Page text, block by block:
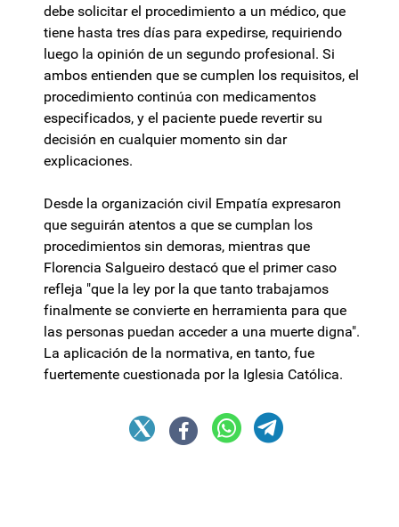
debe solicitar el procedimiento a un médico, que
tiene hasta tres días para expedirse, requiriendo
luego la opinión de un segundo profesional. Si
ambos entienden que se cumplen los requisitos, el
procedimiento continúa con medicamentos
especificados, y el paciente puede revertir su
decisión en cualquier momento sin dar
explicaciones.
Desde la organización civil Empatía expresaron
que seguirán atentos a que se cumplan los
procedimientos sin demoras, mientras que
Florencia Salgueiro destacó que el primer caso
refleja "que la ley por la que tanto trabajamos
finalmente se convierte en herramienta para que
las personas puedan acceder a una muerte digna".
La aplicación de la normativa, en tanto, fue
fuertemente cuestionada por la Iglesia Católica.